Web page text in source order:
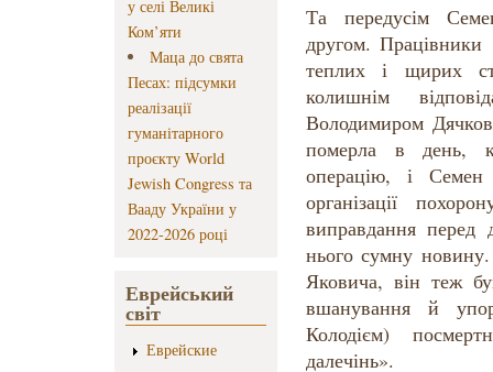
у селі Великі
Ком’яти
Маца до свята
Песах: підсумки
реалізації
гуманітарного
проєкту World
Jewish Congress та
Вааду України у
2022-2026 році
Еврейський
світ
Еврейские
Та передусім
другом. Працівники
теплих і щирих
колишнім
Володимиром
померла в день,
операцію, і
організації
виправдання
нього сумну
Яковича, він теж
вшанування й
Колодієм)
далечінь».